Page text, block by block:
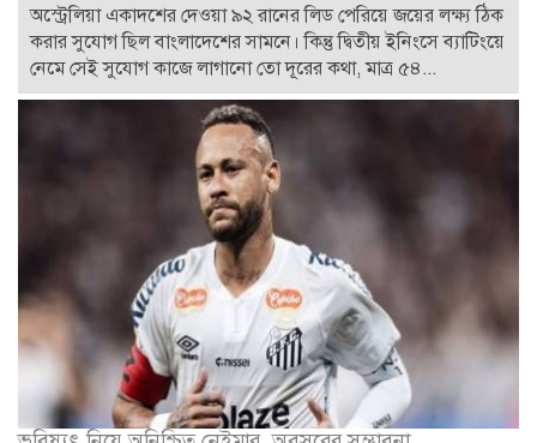
অস্ট্রেলিয়া একাদশের দেওয়া ৯২ রানের লিড পেরিয়ে জয়ের লক্ষ্য ঠিক
করার সুযোগ ছিল বাংলাদেশের সামনে। কিন্তু দ্বিতীয় ইনিংসে ব্যাটিংয়ে
নেমে সেই সুযোগ কাজে লাগানো তো দূরের কথা, মাত্র ৫৪...